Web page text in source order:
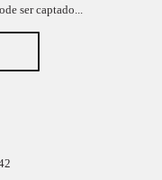
ser captado...